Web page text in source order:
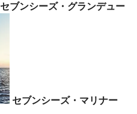
セブンシーズ・グランデュー
セブンシーズ・マリナー